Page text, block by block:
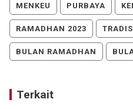
MENKEU PURBAYA
RAMADHAN 2023
BULAN RAMADHAN
Terkait